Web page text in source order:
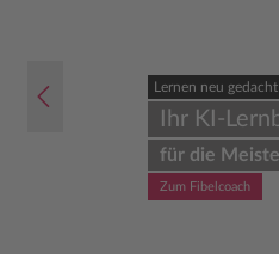
Lernen neu gedacht
Ihr KI-
für die
Zum Fibelcoach